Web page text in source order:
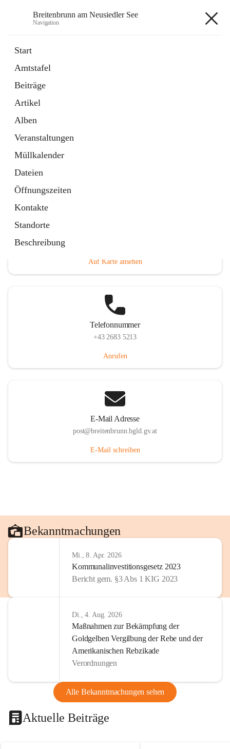
Breitenbrunn am Neusiedler See
Navigation
Start
Amtstafel
Beiträge
Artikel
Alben
Veranstaltungen
Müllkalender
Dateien
Öffnungszeiten
Kontakte
Standorte
Beschreibung
18 Schnellzugriffe
Gemeindeservice
Auf Karte ansehen
Telefonnummer
+43 2683 5213
Anrufen
E-Mail Adresse
post@breitenbrunn.bgld.gv.at
E-Mail schreiben
Bekanntmachungen
Mi., 8. Apr. 2026
Kommunalinvestitionsgesetz 2023
Bericht gem. §3 Abs 1 KIG 2023
Di., 4. Aug. 2026
Maßnahmen zur Bekämpfung der
Goldgelben Vergilbung der Rebe und der
Amerikanischen Rebzikade
Verordnungen
Alle Bekanntmachungen sehen
Aktuelle Beiträge